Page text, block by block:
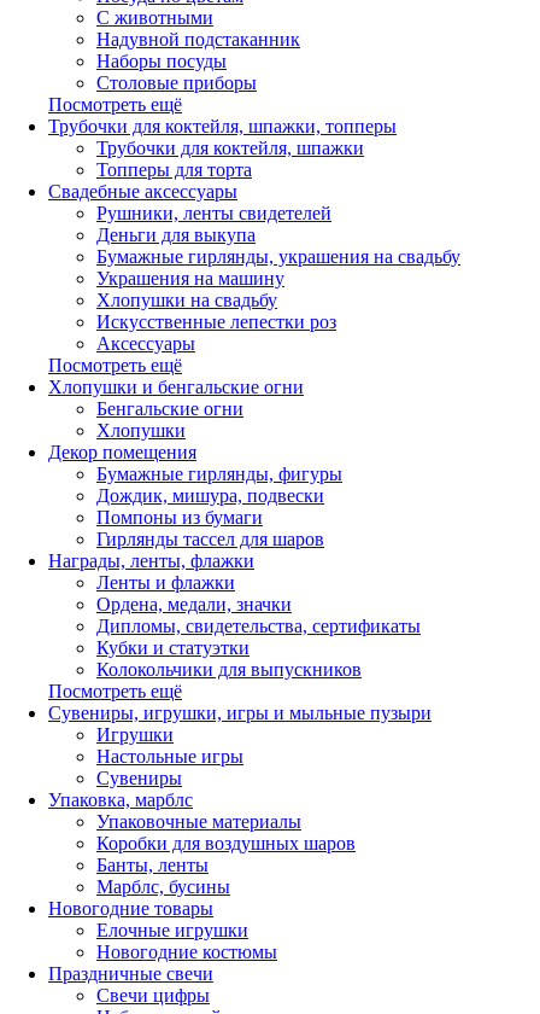
С животными
Надувной подстаканник
Наборы посуды
Столовые приборы
Посмотреть ещё
Трубочки для коктейля, шпажки, топперы
Трубочки для коктейля, шпажки
Топперы для торта
Свадебные аксессуары
Рушники, ленты свидетелей
Деньги для выкупа
Бумажные гирлянды, украшения на свадьбу
Украшения на машину
Хлопушки на свадьбу
Искусственные лепестки роз
Аксессуары
Посмотреть ещё
Хлопушки и бенгальские огни
Бенгальские огни
Хлопушки
Декор помещения
Бумажные гирлянды, фигуры
Дождик, мишура, подвески
Помпоны из бумаги
Гирлянды тассел для шаров
Награды, ленты, флажки
Ленты и флажки
Ордена, медали, значки
Дипломы, свидетельства, сертификаты
Кубки и статуэтки
Колокольчики для выпускников
Посмотреть ещё
Сувениры, игрушки, игры и мыльные пузыри
Игрушки
Настольные игры
Сувениры
Упаковка, марблс
Упаковочные материалы
Коробки для воздушных шаров
Банты, ленты
Марблс, бусины
Новогодние товары
Елочные игрушки
Новогодние костюмы
Праздничные свечи
Свечи цифры